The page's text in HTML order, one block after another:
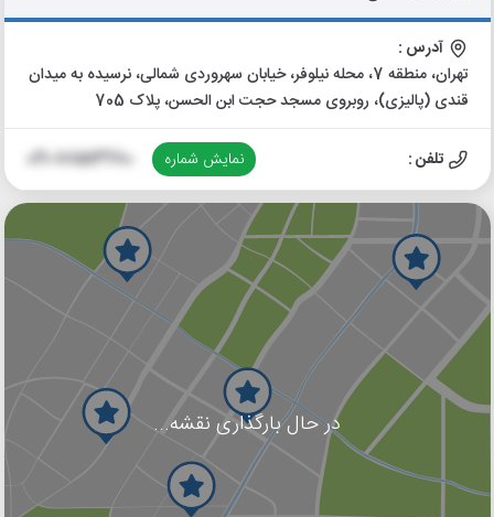
آدرس :
تهران، منطقه 7، محله نیلوفر، خیابان سهروردی شمالی، نرسیده به میدان
قندی (پالیزی)، روبروی مسجد حجت ابن الحسن، پلاک 705
تلفن : نمایش شماره 021-88513280
در حال بارگذاری نقشه...